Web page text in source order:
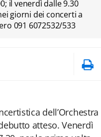
il venerdì dalle 9.30
giorni dei concerti a
091 6072532/533
dell’Orchestra
atteso. Venerdì